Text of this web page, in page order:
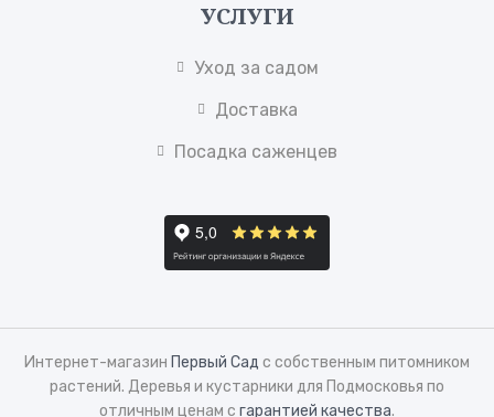
УСЛУГИ
Уход за садом
Доставка
Посадка саженцев
Интернет-магазин Первый Сад с собственным питомником
растений. Деревья и кустарники для Подмосковья по
отличным ценам с гарантией качества.